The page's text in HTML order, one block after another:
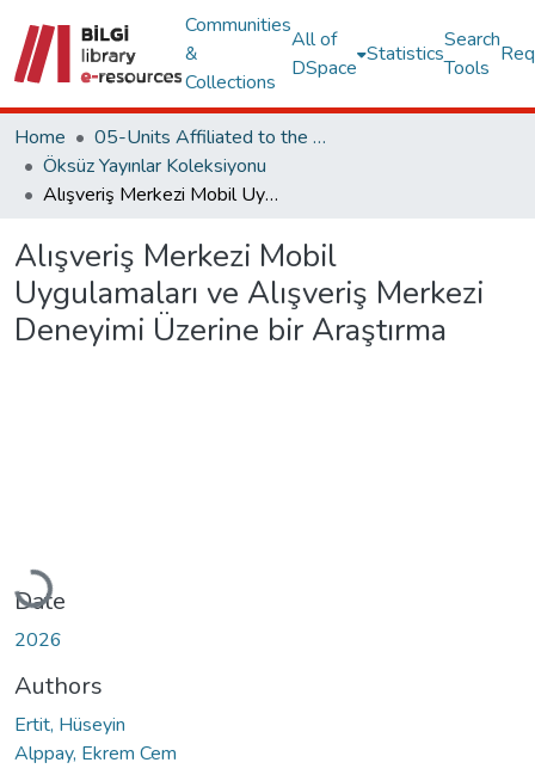
Communities
&
Collections
All of
DSpace
Statistics
Search
Tools
Home
05-Units Affiliated to the Rectorate
Öksüz Yayınlar Koleksiyonu
Alışveriş Merkezi Mobil Uygulamaları ve Alışveriş Merkezi Deneyimi Üzerine bir Araştırma
Alışveriş Merkezi Mobil
Uygulamaları ve Alışveriş Merkezi
Deneyimi Üzerine bir Araştırma
Loading...
Date
2026
Authors
Ertit, Hüseyin
Alppay, Ekrem Cem